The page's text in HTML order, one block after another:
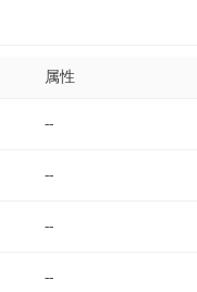
属性
--
--
--
--